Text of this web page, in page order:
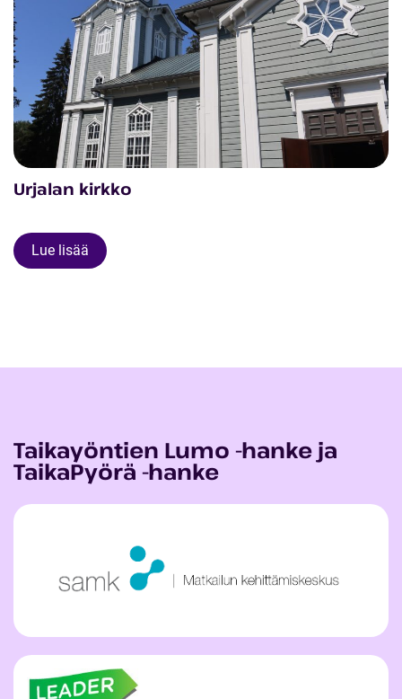
Urjalan kirkko
Lue lisää
Taikayöntien Lumo -hanke ja
TaikaPyörä -hanke